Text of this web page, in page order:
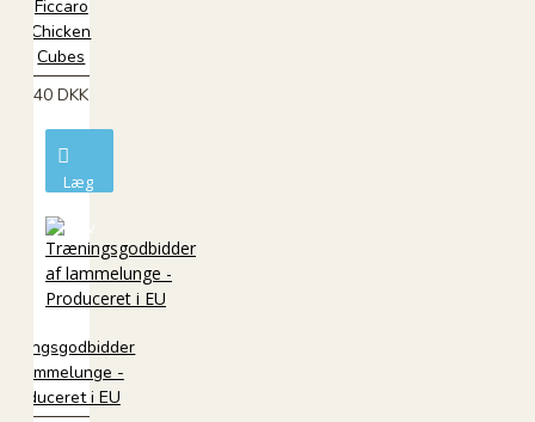
Ficcaro
Chicken
Cubes
40 DKK
Læg
kurv
lammelunge -
Produceret i EU